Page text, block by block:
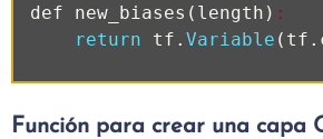
def new_biases ( length ) :
return
tf . Variable ( tf .
Función para crear una capa